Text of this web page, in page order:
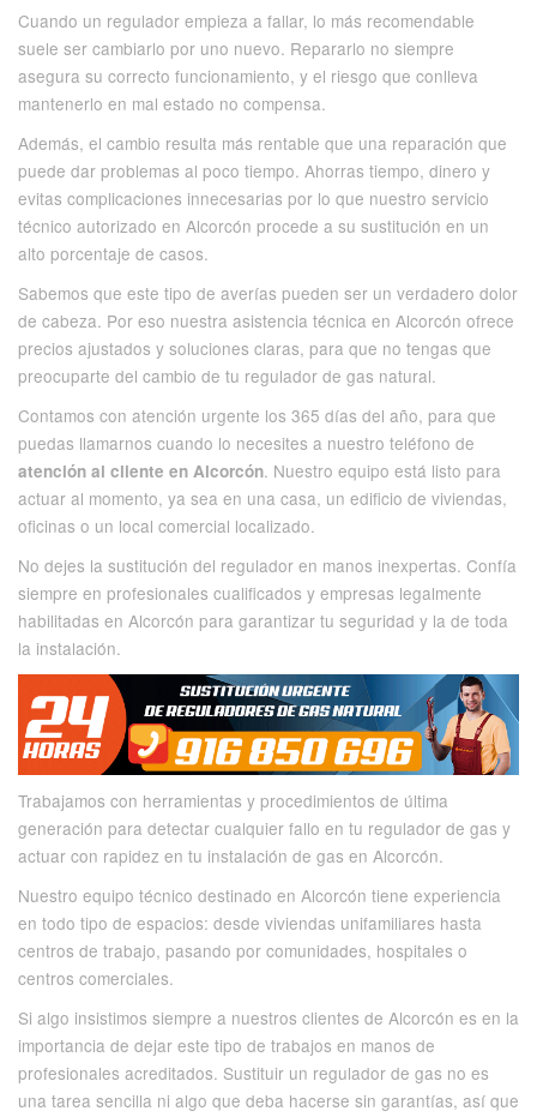
Cuando un regulador empieza a fallar, lo más recomendable
suele ser cambiarlo por uno nuevo. Repararlo no siempre
asegura su correcto funcionamiento, y el riesgo que conlleva
mantenerlo en mal estado no compensa.
Además, el cambio resulta más rentable que una reparación que
puede dar problemas al poco tiempo. Ahorras tiempo, dinero y
evitas complicaciones innecesarias por lo que nuestro servicio
técnico autorizado en Alcorcón procede a su sustitución en un
alto porcentaje de casos.
Sabemos que este tipo de averías pueden ser un verdadero dolor
de cabeza. Por eso nuestra asistencia técnica en Alcorcón ofrece
precios ajustados y soluciones claras, para que no tengas que
preocuparte del cambio de tu regulador de gas natural.
Contamos con atención urgente los 365 días del año, para que
puedas llamarnos cuando lo necesites a nuestro teléfono de
atención al cliente en Alcorcón. Nuestro equipo está listo para
actuar al momento, ya sea en una casa, un edificio de viviendas,
oficinas o un local comercial localizado.
No dejes la sustitución del regulador en manos inexpertas. Confía
siempre en profesionales cualificados y empresas legalmente
habilitadas en Alcorcón para garantizar tu seguridad y la de toda
la instalación.
Trabajamos con herramientas y procedimientos de última
generación para detectar cualquier fallo en tu regulador de gas y
actuar con rapidez en tu instalación de gas en Alcorcón.
Nuestro equipo técnico destinado en Alcorcón tiene experiencia
en todo tipo de espacios: desde viviendas unifamiliares hasta
centros de trabajo, pasando por comunidades, hospitales o
centros comerciales.
Si algo insistimos siempre a nuestros clientes de Alcorcón es en la
importancia de dejar este tipo de trabajos en manos de
profesionales acreditados. Sustituir un regulador de gas no es
una tarea sencilla ni algo que deba hacerse sin garantías, así que